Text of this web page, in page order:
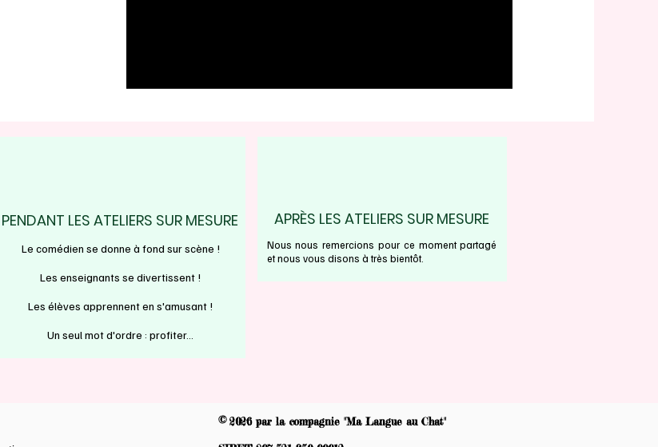
PENDANT LES ATELIERS SUR MESURE
Le comédien se donne à fond sur scène !
Les enseignants se divertissent !
Les élèves apprennent en s'amusant !
Un seul mot d'ordre : profiter...
APRÈS LES ATELIERS SUR MESURE
Nous nous remercions pour ce moment partagé
et nous vous disons à très bientôt.
© 2026par la compagnie "Ma Langue au Chat"